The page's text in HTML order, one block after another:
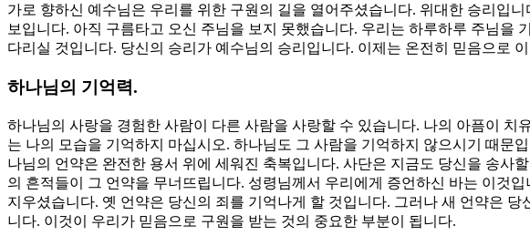
가로 향하신 예수님은 우리를 위한 구원의 길을 열어주셨습니다. 위대한 승리입
보입니다. 아직 구름타고 오신 주님을 보지 못했습니다. 우리는 하루하루 주님을
다리실 것입니다. 당신의 승리가 예수님의 승리입니다. 이제는 온전히 믿음으로
하나님의 기억력.
하나님의 사랑을 경험한 사람이 다른 사람을 사랑할 수 있습니다. 나의 아픔이
는 나의 모습을 기억하지 마십시오. 하나님도 그 사람을 기억하지 않으시기 때문
나님의 언약은 완전한 용서 위에 세워진 축복입니다. 사단은 지금도 당신을 송사
의 흔적들이 그 언약을 무너뜨립니다. 성령님께서 우리에게 증언하신 바는 이것
지우셨습니다. 옛 언약은 당신의 죄를 기억나게 할 것입니다. 그러나 새 언약은
니다. 이것이 우리가 믿음으로 구원을 받는 것의 중요한 부분이 됩니다.